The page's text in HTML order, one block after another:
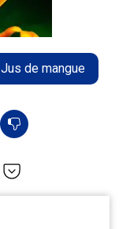
Jus de mangue